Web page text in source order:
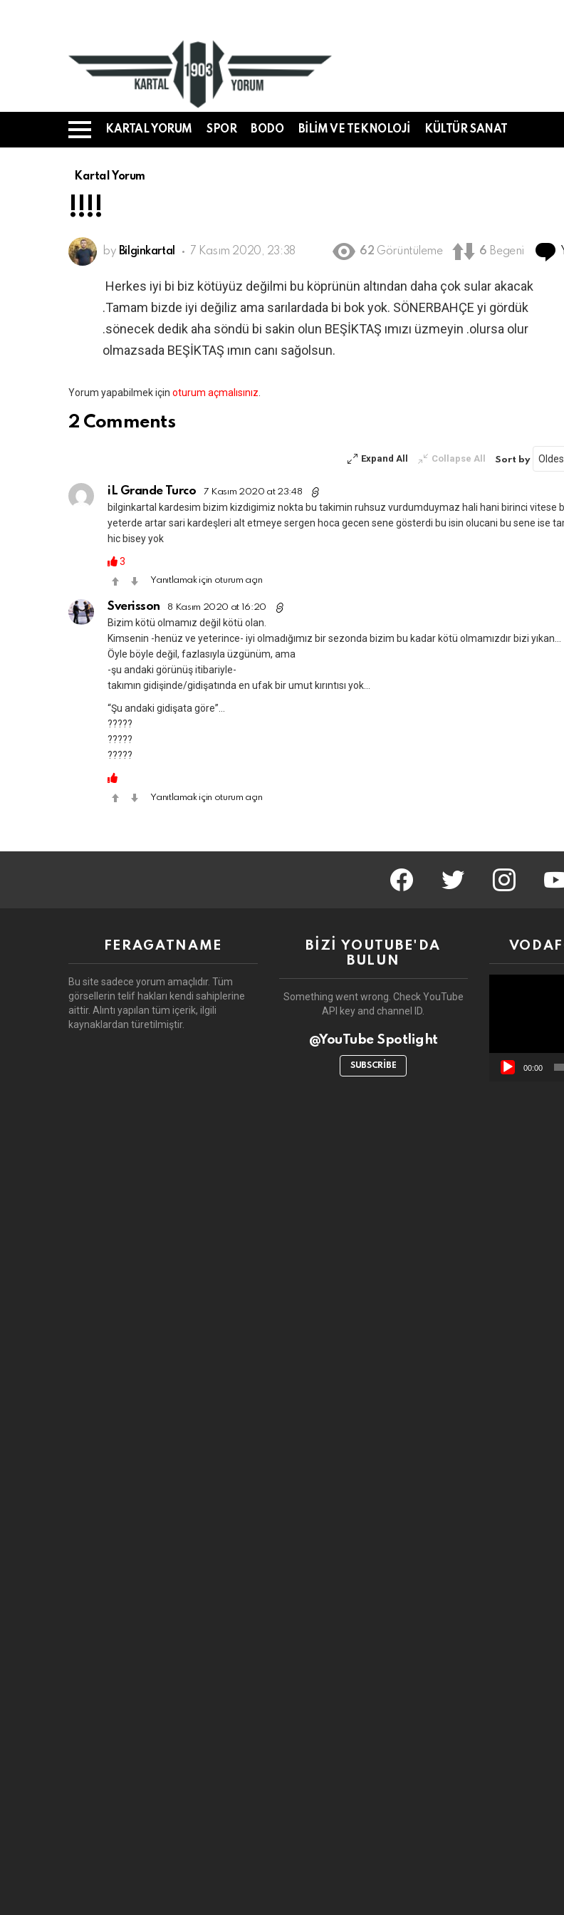
Menü
KARTAL YORUM SPOR BODO BILIM VE TEKNOLOJI KÜLTÜR SANAT
Kartal Yorum
!!!!
by Bilginkartal 7 Kasım 2020, 23:38 62 Görüntüleme 6 Begeni
Herkes iyi bi biz kötüyüz değilmi bu köprünün altından daha çok sular akacak
.Tamam bizde iyi değiliz ama sarılardada bi bok yok. SÖNERBAHÇE yi gördük
.sönecek dedik aha söndü bi sakin olun BEŞİKTAŞ ımızı üzmeyin .olursa olur
olmazsada BEŞİKTAŞ ımın canı sağolsun.
Bir
yanıt
yazın
Yorum yapabilmek için oturum açmalısınız
2 Comments
Expand All Collapse All Sort by
iL Grande Turco 7 Kasım 2020 at 23:48
bilginkartal kardesim bizim kizdigimiz nokta bu takimin ruhsuz vurdumduymaz hali hani birinci vitese
yeterde artar sari kardeşleri alt etmeye sergen hoca gecen sene gösterdi bu isin olucani bu sene ise
hic bisey yok
3
Yanıtlamak için oturum açın
Sverisson 8 Kasım 2020 at 16:20
Bizim kötü olmamız değil kötü olan.
Kimsenin -henüz ve yeterince- iyi olmadığımız bir sezonda bizim bu kadar kötü olmamızdır bizi yıkan…
Öyle böyle değil, fazlasıyla üzgünüm, ama
-şu andaki görünüş itibariyle-
takımın gidişinde/gidişatında en ufak bir umut kırıntısı yok…
“Şu andaki gidişata göre”…
?????
?????
?????
Yanıtlamak için oturum açın
facebook twitter instagram
FERAGATNAME
Bu site sadece yorum amaçlıdır. Tüm
görsellerin telif hakları kendi sahiplerine
aittir. Alıntı yapılan tüm içerik, ilgili
kaynaklardan türetilmiştir.
BİZİ YOUTUBE'DA
BULUN
Something went wrong. Check YouTube
API key and channel ID.
@YouTube Spotlight
SUBSCRIBE 00:00